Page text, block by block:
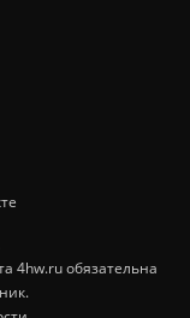
4hw.ru обязательна